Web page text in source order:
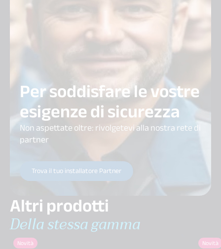
Per soddisfare le vostre
esigenze di sicurezza
Non aspettate oltre: rivolgetevi alla nostra rete di
partner
Trova il tuo installatore Partner
Altri prodotti
Della stessa gamma
Novità Novità